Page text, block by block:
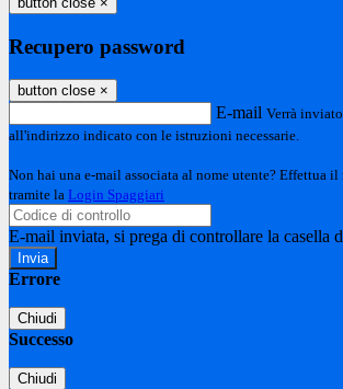
Recupero password
button close ×
E-mail Verrà
all'indirizzo indicato con le istruzioni necessarie.
Non hai una e-mail associata al nome utente? Effettua il
tramite la Login Spaggiari
E-mail inviata, si prega di controllare la casella
Errore
Chiudi
Successo
Chiudi